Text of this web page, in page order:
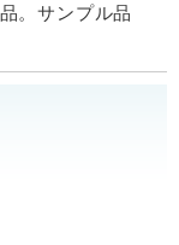
。サンプル品